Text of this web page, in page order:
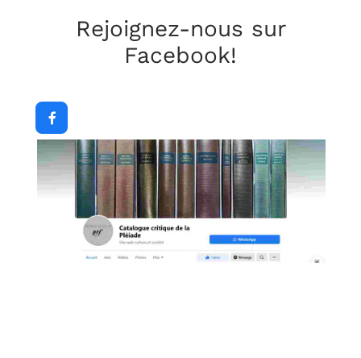
Rejoignez-nous sur
Facebook!
